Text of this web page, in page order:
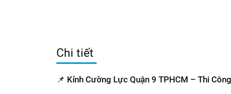
Chi tiết
📌 Kính Cường Lực Quận 9 TPHCM – Thi